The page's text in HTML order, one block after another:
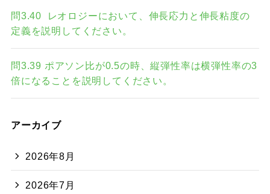
問3.40 レオロジーにおいて、伸長応力と伸長粘度の
定義を説明してください。
問3.39 ポアソン比が0.5の時、縦弾性率は横弾性率の3
倍になることを説明してください。
アーカイブ
2026年8月
2026年7月